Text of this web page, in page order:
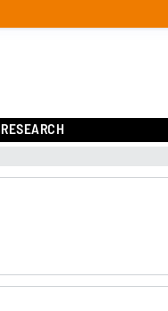
RESEARCH